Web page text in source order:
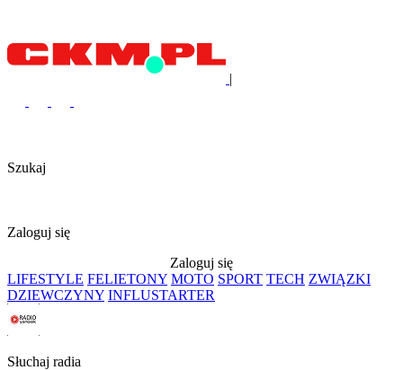
|
Szukaj
Zaloguj się
Zaloguj się
LIFESTYLE FELIETONY MOTO SPORT TECH ZWIĄZKI
DZIEWCZYNY INFLUSTARTER
Słuchaj radia